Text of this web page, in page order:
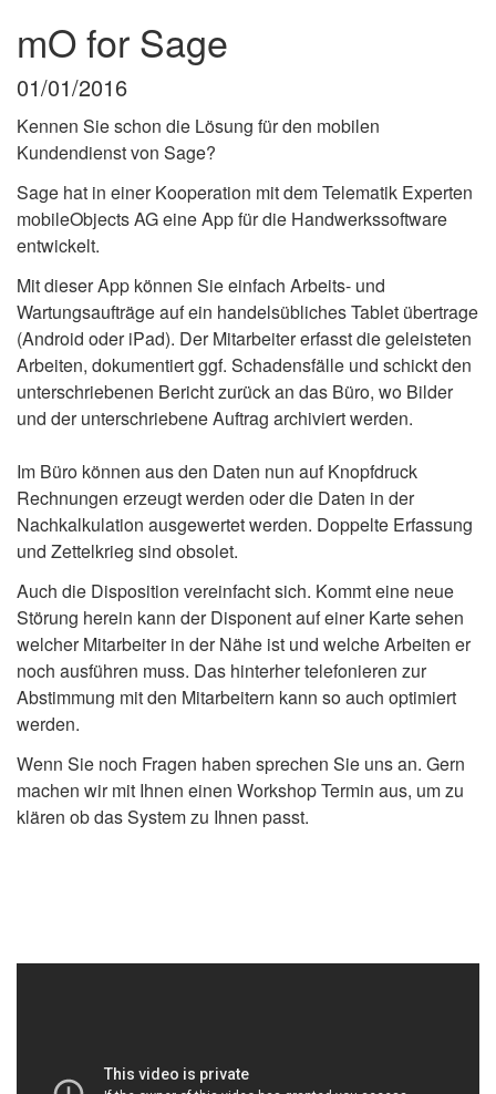
mO for Sage
01/01/2016
Kennen Sie schon die Lösung für den mobilen
Kundendienst von Sage?
Sage hat in einer Kooperation mit dem Telematik Experten
mobileObjects AG eine App für die Handwerkssoftware
entwickelt.
Mit dieser App können Sie einfach Arbeits- und
Wartungsaufträge auf ein handelsübliches Tablet übertrage
(Android oder iPad). Der Mitarbeiter erfasst die geleisteten
Arbeiten, dokumentiert ggf. Schadensfälle und schickt den
unterschriebenen Bericht zurück an das Büro, wo Bilder
und der unterschriebene Auftrag archiviert werden.
Im Büro können aus den Daten nun auf Knopfdruck
Rechnungen erzeugt werden oder die Daten in der
Nachkalkulation ausgewertet werden. Doppelte Erfassung
und Zettelkrieg sind obsolet.
Auch die Disposition vereinfacht sich. Kommt eine neue
Störung herein kann der Disponent auf einer Karte sehen
welcher Mitarbeiter in der Nähe ist und welche Arbeiten er
noch ausführen muss. Das hinterher telefonieren zur
Abstimmung mit den Mitarbeitern kann so auch optimiert
werden.
Wenn Sie noch Fragen haben sprechen Sie uns an. Gern
machen wir mit Ihnen einen Workshop Termin aus, um zu
klären ob das System zu Ihnen passt.